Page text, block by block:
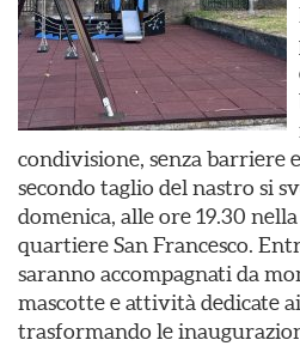
condivisione, senza barriere
secondo taglio del nastro si
domenica, alle ore 19.30
quartiere San Francesco.
saranno accompagnati da
mascotte e attività dedicate
trasformando le